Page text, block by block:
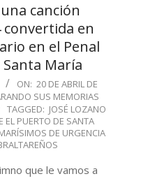
canción
convertida en
en el Penal
María
ON: 20 DE ABRIL DE
SUS MEMORIAS
TAGGED: JOSÉ LOZANO
EL PUERTO DE SANTA
DE URGENCIA
que le vamos a